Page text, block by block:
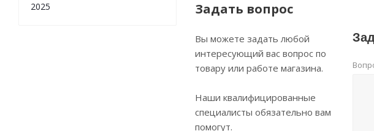
Задать вопрос
Вы можете задать любой
интересующий вас вопрос по
товару или работе магазина.
Наши квалифицированные
специалисты обязательно вам
помогут.
2025